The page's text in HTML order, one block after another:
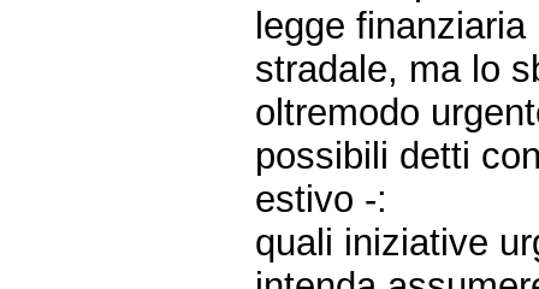
legge
stradale, ma lo
oltremodo
possibili detti
estivo -:
quali iniziative